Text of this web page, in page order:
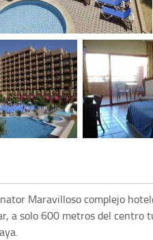
Maravilloso complejo
a solo 600 metros del centro